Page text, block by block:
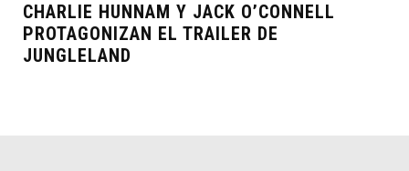
CHARLIE HUNNAM Y JACK O’CONNELL
PROTAGONIZAN EL TRAILER DE
JUNGLELAND